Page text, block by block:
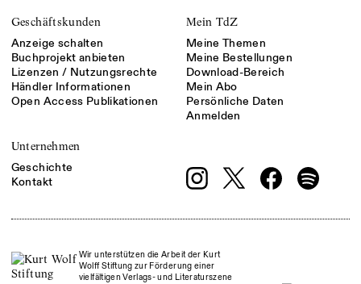
Geschäftskunden
Anzeige schalten
Buchprojekt anbieten
Lizenzen / Nutzungsrechte
Händler Informationen
Open Access Publikationen
Mein TdZ
Meine Themen
Meine Bestellungen
Download-Bereich
Mein Abo
Persönliche Daten
Anmelden
Unternehmen
Geschichte
Kontakt
Wir unterstützen die Arbeit der Kurt
Wolff Stiftung zur Förderung einer
vielfältigen Verlags- und Literaturszene